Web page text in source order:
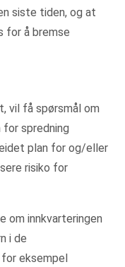
siste tiden, og at
for å bremse
vil få spørsmål om
spredning
plan for og/eller
risiko for
om innkvarteringen
i de
eksempel